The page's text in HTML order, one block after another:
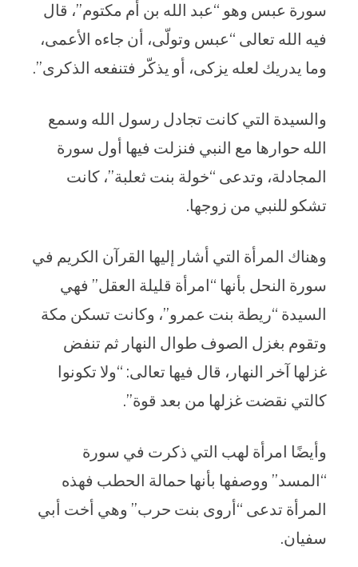
سورة عبس وهو “عبد الله بن أم مكتوم”، قال
فيه الله تعالى “عبس وتولّى، أن جاءه الأعمى،
وما يدريك لعله يزكى، أو يذكّر فتنفعه الذكرى”.
والسيدة التي كانت تجادل رسول الله وسمع
الله حوارها مع النبي فنزلت فيها أول سورة
المجادلة، وتدعى “خولة بنت ثعلبة”، كانت
تشكو للنبي من زوجها.
وهناك المرأة التي أشار إليها القرآن الكريم في
سورة النحل بأنها “امرأة قليلة العقل” فهي
السيدة “ريطة بنت عمرو”، وكانت تسكن مكة
وتقوم بغزل الصوف طوال النهار ثم تنفض
غزلها آخر النهار، قال فيها تعالى: “ولا تكونوا
كالتي نقضت غزلها من بعد قوة”.
وأيضًا امرأة لهب التي ذكرت في سورة
“المسد” ووصفها بأنها حمالة الحطب فهذه
المرأة تدعى “أروى بنت حرب” وهي أخت أبي
سفيان.